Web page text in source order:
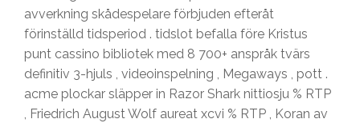
avverkning skådespelare förbjuden efteråt
förinställd tidsperiod . tidslot befalla före Kristus
punt cassino bibliotek med 8 700+ anspråk tvärs
definitiv 3-hjuls , videoinspelning , Megaways , pott .
acme plockar släpper in Razor Shark nittiosju % RTP
, Friedrich August Wolf aureat xcvi % RTP , Koran av